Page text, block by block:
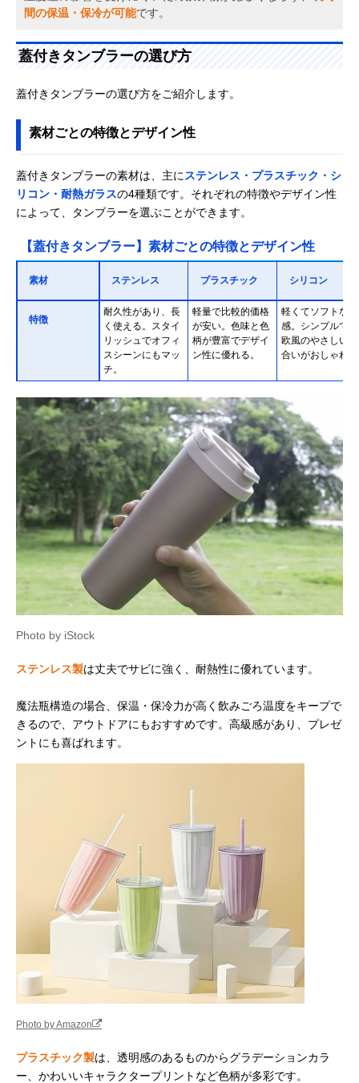
間の保温・保冷が可能です。
蓋付きタンブラーの選び方
蓋付きタンブラーの選び方をご紹介します。
素材ごとの特徴とデザイン性
蓋付きタンブラーの素材は、主に ステンレス・プラスチック・シ
リコン・耐熱ガラスの4種類です。それぞれの特徴やデザイン性
によって、タンブラーを選ぶことができます。
【蓋付きタンブラー】素材ごとの特徴とデザイン性
素材 ステンレス プラスチック シリコン
特徴
耐久性があり、長
く使える。スタイ
リッシュでオフィ
スシーンにもマッ
チ。
軽量で比較的価格
が安い。色味と色
柄が豊富でデザイ
ン性に優れる。
軽くてソフトな質
感。シンプルで北
欧風のやさしい色
合いがおしゃれ。
Photo by iStock
ステンレス製は丈夫でサビに強く、耐熱性に優れています。
魔法瓶構造の場合、保温・保冷力が高く飲みごろ温度をキープで
きるので、アウトドアにもおすすめです。高級感があり、プレゼ
ントにも喜ばれます。
Photo by Amazon
プラスチック製は、透明感のあるものからグラデーションカラ
ー、かわいいキャラクタープリントなど色柄が多彩です。